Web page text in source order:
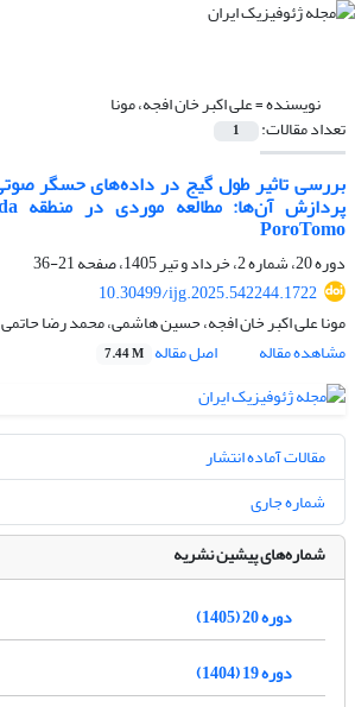
نویسنده =علی اکبر خان افجه، مونا
تعداد مقالات: 1
PoroTomo
دوره 20، شماره 2، خرداد و تیر 1405، صفحه
21-36
10.30499/ijg.2025.542244.1722
مونا علی اکبر خان افجه، حسین هاشمی، محمد رضا حاتمی
مشاهده مقاله
اصل مقاله 7.44 M
مقالات آماده انتشار
شماره جاری
شماره‌های پیشین نشریه
دوره 20 (1405)
دوره 19 (1404)